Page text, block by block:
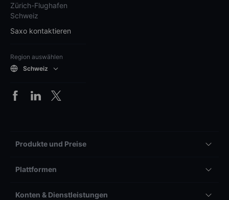
Zürich-Flughafen
Schweiz
Saxo kontaktieren
Region auswählen
Schweiz
Produkte und Preise
Plattformen
Konten & Dienstleistungen